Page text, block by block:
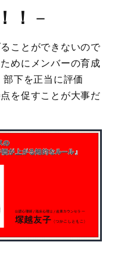
！ －
ことができないので
めにメンバーの育成
下を正当に評価
を促すことが大事だ